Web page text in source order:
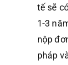
tế sẽ
1-3
nộp
pháp